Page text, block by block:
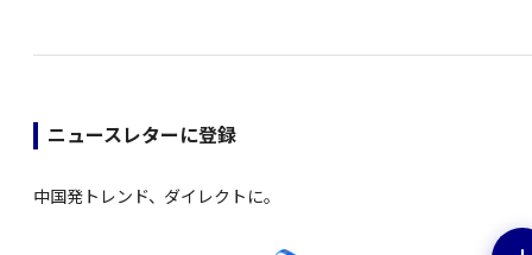
ニュースレターに登録
中国発トレンド、ダイレクトに。